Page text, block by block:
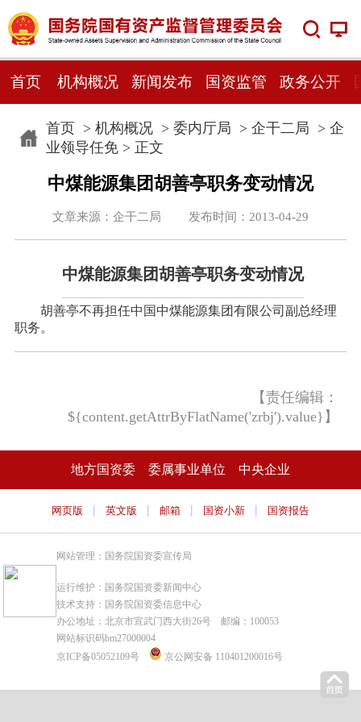
首页 机构概况 新闻发布 国资监管 政务公开
首页> 机构概况> 委内厅局 > 企干二局 > 企
业领导任免> 正文
中煤能源集团胡善亭职务变动情况
文章来源：企干二局 发布时间：2013-04-29
中煤能源集团胡善亭职务变动情况
胡善亭不再担任中国中煤能源集团有限公司副总经理
职务。
【责任编辑：
${content.getAttrByFlatName('zrbj').value}】
地方国资委 委属事业单位 中央企业
网页版 | 英文版 | 邮箱 | 国资小新 | 国资报告
网站管理：国务院国资委宣传局
运行维护：国务院国资委新闻中心
技术支持：国务院国资委信息中心
办公地址：北京市宣武门西大街26号 邮编：100053
网站标识码bm27000004
京ICP备05052109号
京公网安备 110401200016号